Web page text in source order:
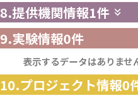
8.提供機関情報1件
9.実験情報0件
表示するデータはありませ
10.プロジェクト情報0